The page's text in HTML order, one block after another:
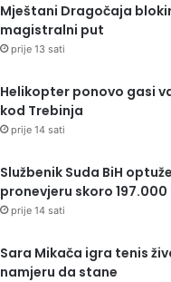
Mještani Dragočaja
magistralni put
prije 13 sati
Helikopter ponovo gasi
kod Trebinja
prije 14 sati
Službenik Suda BiH
pronevjeru skoro 197.000
prije 14 sati
Sara Mikača igra tenis
namjeru da stane